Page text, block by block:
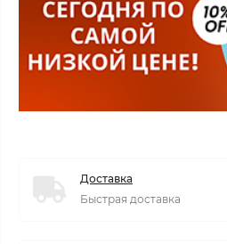
Доставка
Быстрая доставка